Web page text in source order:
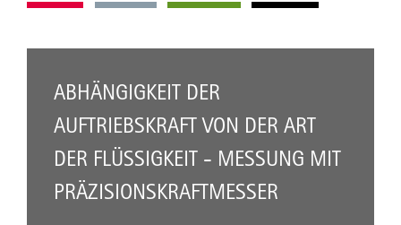
ABHÄNGIGKEIT DER
AUFTRIEBSKRAFT VON DER ART
DER FLÜSSIGKEIT - MESSUNG MIT
PRÄZISIONSKRAFTMESSER